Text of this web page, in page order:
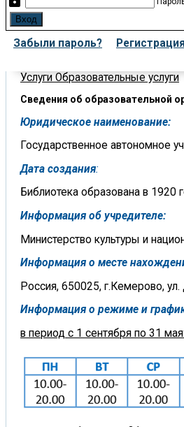
Забыли пароль?
УслугиОбразовательные услуги
Сведения об образовательной
Юридическое наименование:
Государственное автономное
Дата создания:
Библиотека образована в 1920
Информация об учредителе:
Министерство культуры и
Информация о месте
Россия, 650025, г.Кемерово,
Информация о режиме и
в период с 1 сентября по 31 мая: